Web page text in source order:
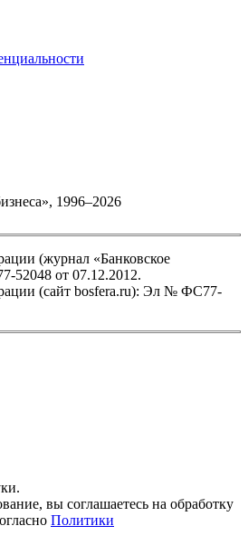
1996–2026
(журнал «Банковское
от 07.12.2012.
(сайт bosfera.ru): Эл № ФС77-
вы соглашаетесь на обработку
Политики